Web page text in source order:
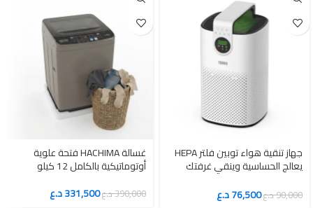
جهاز تنقية هواء توبين فلتر HEPA
يعالج الحساسية وينقي غرفتك
90,000د.ع76,500د.ع
غسالة HACHIMA فتحة علوية
أوتوماتيكية بالكامل 12 كيلو
390,000د.ع331,500د.ع